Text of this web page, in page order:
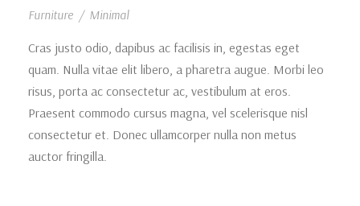
Furniture / Minimal
Cras justo odio, dapibus ac facilisis in, egestas eget
quam. Nulla vitae elit libero, a pharetra augue. Morbi leo
risus, porta ac consectetur ac, vestibulum at eros.
Praesent commodo cursus magna, vel scelerisque nisl
consectetur et. Donec ullamcorper nulla non metus
auctor fringilla.